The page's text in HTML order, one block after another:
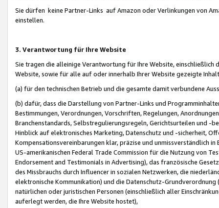
Sie dürfen keine Partner-Links auf Amazon oder Verlinkungen von
einstellen.
3. Verantwortung für Ihre Website
Sie tragen die alleinige Verantwortung für Ihre Website,
Website, sowie für alle auf oder innerhalb Ihrer Website gezeigte
(a) für den technischen Betrieb und die gesamte damit verbundene
(b) dafür, dass die Darstellung von Partner-Links und
Bestimmungen, Verordnungen, Vorschriften, Regelungen,
Branchenstandards, Selbstregulierungsregeln, Gerichtsurteilen und -
Hinblick auf elektronisches Marketing, Datenschutz und -sicherheit,
Kompensationsvereinbarungen klar, präzise und unmissverständlich
US-amerikanischen Federal Trade Commission für die Nutzung von
Endorsement and Testimonials in Advertising), das französische
des Missbrauchs durch Influencer in sozialen Netzwerken, die
elektronische Kommunikation) und die Datenschutz-
natürlichen oder juristischen Personen (einschließlich aller
auferlegt werden, die Ihre Website hostet),